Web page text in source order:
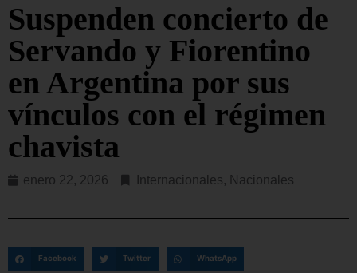
Suspenden concierto de
Servando y Fiorentino
en Argentina por sus
vínculos con el régimen
chavista
enero 22, 2026 Internacionales, Nacionales
Facebook Twitter WhatsApp